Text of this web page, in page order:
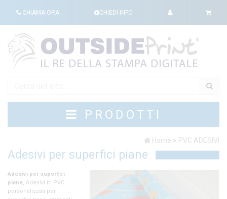
CHIAMA ORA CHIEDI INFO
PRODOTTI
Home > PVC ADESIVI
Adesivi per superfici piane